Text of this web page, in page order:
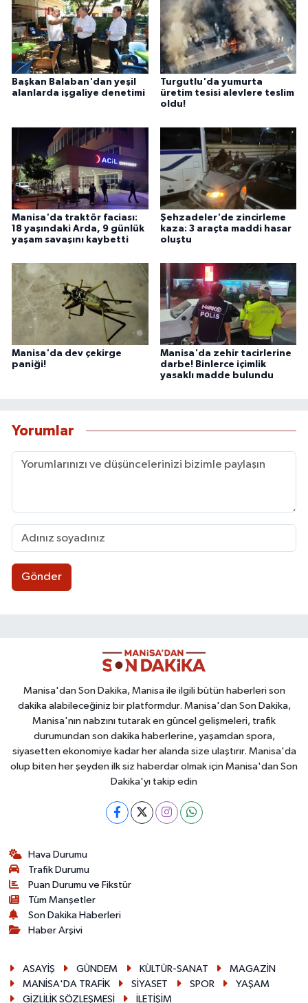
Başkan Balaban'dan yeşil
alanlarda işgaliye denetimi
Turgutlu'da yumurta
üretim tesisi alevlere teslim
oldu!
Manisa'da traktör faciası:
18 yaşındaki Arda, 9 günlük
yaşam savaşını kaybetti
Şehzadeler'de zincirleme
kaza: 3 araçta maddi hasar
oluştu
Manisa'da dev çekirge
paniği!
Manisa'da zehir tacirlerine
darbe! Binlerce içimlik
yasaklı madde bulundu
Yorumlar
Gönder
Manisa'dan Son Dakika, Manisa ile ilgili bütün haberleri son
dakika alabileceğiniz bir platformdur. Manisa'dan Son Dakika,
Manisa'nın nabzını tutarak en güncel gelişmeleri, trafik
durumundan son dakika haberlerine, yaşamdan spora,
siyasetten ekonomiye kadar her alanda size ulaştırır. Manisa'da
olup biten her şeyden ilk siz haberdar olmak için Manisa'dan Son
Dakika'yı takip edin
Hava Durumu
Trafik Durumu
Puan Durumu ve Fikstür
Tüm Manşetler
Son Dakika Haberleri
Haber Arşivi
ASAYİŞ GÜNDEM KÜLTÜR-SANAT
MAGAZİN
MANİSA'DA TRAFİK
SİYASET SPOR
YAŞAM
GİZLİLİK SÖZLEŞMESİ
İLETİŞİM